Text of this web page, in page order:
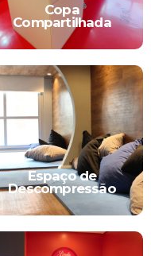
Copa
Compartilhada
Espaço de
Descompressão